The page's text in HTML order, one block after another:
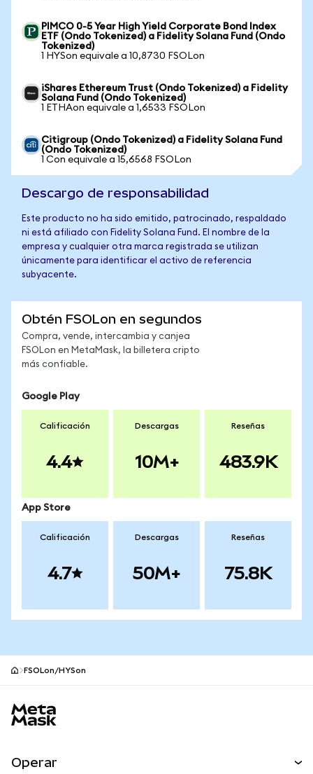
PIMCO 0-5 Year High Yield Corporate Bond Index
ETF (Ondo Tokenized) a Fidelity Solana Fund (Ondo
Tokenized)
1 HYSon equivale a 10,8730 FSOLon
iShares Ethereum Trust (Ondo Tokenized) a Fidelity
Solana Fund (Ondo Tokenized)
1 ETHAon equivale a 1,6533 FSOLon
Citigroup (Ondo Tokenized) a Fidelity Solana Fund
(Ondo Tokenized)
1 Con equivale a 15,6568 FSOLon
Descargo de responsabilidad
Este producto no ha sido emitido, patrocinado, respaldado
ni está afiliado con Fidelity Solana Fund. El nombre de la
empresa y cualquier otra marca registrada se utilizan
únicamente para identificar el activo de referencia
subyacente.
Obtén FSOLon en segundos
Compra, vende, intercambia y canjea
FSOLon en MetaMask, la billetera cripto
más confiable.
Google Play
Calificación
4.4
Descargas
10M+
Reseñas
483.9K
App Store
Calificación
4.7
Descargas
50M+
Reseñas
75.8K
FSOLon/HYSon
Operar